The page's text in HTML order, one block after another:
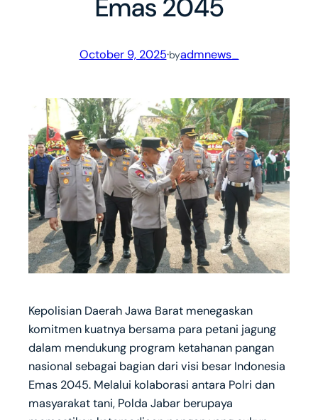
Emas 2045
October 9, 2025·byadmnews_
Kepolisian Daerah Jawa Barat menegaskan
komitmen kuatnya bersama para petani jagung
dalam mendukung program ketahanan pangan
nasional sebagai bagian dari visi besar Indonesia
Emas 2045. Melalui kolaborasi antara Polri dan
masyarakat tani, Polda Jabar berupaya